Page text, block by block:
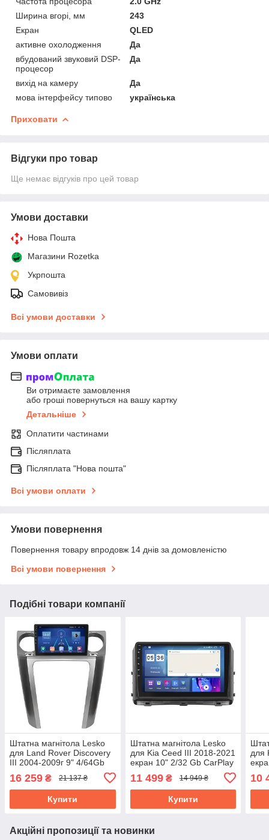
Ширина вгорі, мм
243
Екран
QLED
активне охолодження
Да
вбудований звуковий DSP-
процесор
Да
вихід на камеру
Да
мова інтерфейсу типово
українська
Приховати
Відгуки про товар
Ще немає відгуків про цей товар
Умови доставки
Нова Пошта
Магазини Rozetka
Укрпошта
Самовивіз
Всі умови доставки
Умови оплати
Ви отримаєте замовлення
або гроші повернуться на вашу картку
Детальніше
Оплатити частинами
Післяплата
Післяплата "Нова пошта"
Всі умови оплати
Умови повернення
Повернення товару впродовж 14 днів за домовленістю
Всі умови повернення
Подібні товари компанії
Штатна магнітола Lesko
для Land Rover Discovery
III 2004-2009г 9" 4/64Gb
ровер Дискавері
16 259 ₴ 21 137 ₴
Купити
Штатна магнітола Lesko
для Kia Ceed III 2018-2021
екран 10" 2/32 Gb CarPlay
Сид
11 499₴ 14 949 ₴
Купити
для
10
Акційні пропозиції та новинки